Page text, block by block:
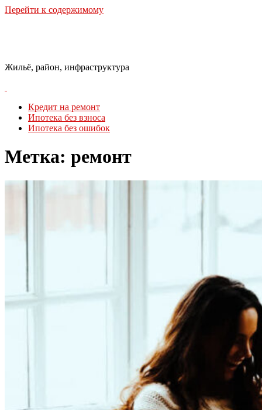
Перейти к содержимому
Жильё, район, инфраструктура
Кредит на ремонт
Ипотека без взноса
Ипотека без ошибок
Метка: ремонт